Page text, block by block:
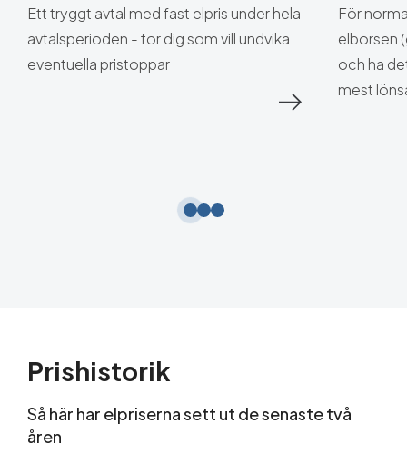
Ett tryggt avtal med fast elpris under hela
avtalsperioden - för dig som vill undvika
eventuella pristoppar
För
elbörsen
och ha
mest
Prishistorik
Så här har elpriserna sett ut de senaste två
åren